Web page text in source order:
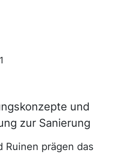
und
zur Sanierung
Ruinen prägen das